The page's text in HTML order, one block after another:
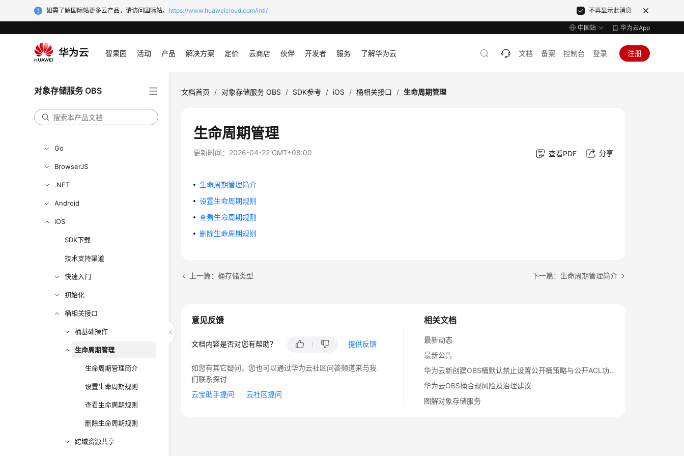
如需了解国际站更多云产品，请访问国际站。 https://www.huaweicloud.com/intl/ 不再显示此消息
中国站 华为云App
智果园 活动 产品 解决方案 定价 云商店 伙伴 开发者 服务 了解华为云 文档 备案 控制台 登录 注册
对象存储服务 OBS
最佳实践
SDK参考
SDK概述
Java
Python
Go
BrowserJS
.NET
Android
iOS
SDK下载
技术支持渠道
快速入门
初始化
桶相关接口
桶基础操作
生命周期管理
生命周期管理简介
设置生命周期规则
查看生命周期规则
删除生命周期规则
跨域资源共享
文档首页 / 对象存储服务 OBS / SDK参考 / iOS / 桶相关接口 / 生命周期管理
生命周期管理
更新时间： 2026-04-22 GMT+08:00 查看PDF 分享
生命周期管理简介
设置生命周期规则
查看生命周期规则
删除生命周期规则
上一篇：桶存储类型 下一篇：生命周期管理简介
相关文档
最新动态
最新公告
华为云新创建OBS桶默认禁止设置公开桶策略与公开ACL功能通知
华为云OBS桶合规风险及治理建议
图解对象存储服务
意见反馈
文档内容是否对您有帮助？ 提供反馈
如您有其它疑问，您也可以通过华为云社区问答频道来与我
们联系探讨
云宝助手提问
云社区提问